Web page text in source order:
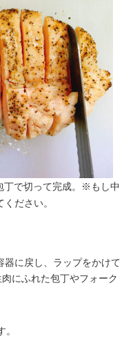
丁で切って完成。※もし中
ださい。
器に戻し、ラップをかけて
にふれた包丁やフォーク
。